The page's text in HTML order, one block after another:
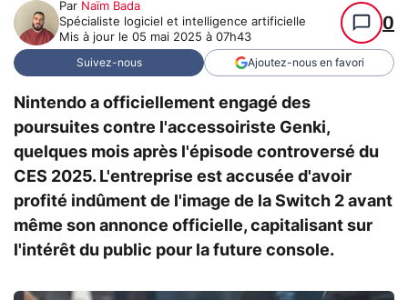
Par Naïm Bada
Spécialiste logiciel et intelligence artificielle
Mis à jour le 05 mai 2025 à 07h43
0
Suivez-nous Ajoutez-nous en favori
Nintendo a officiellement engagé des
poursuites contre l'accessoiriste Genki,
quelques mois après l'épisode controversé du
CES 2025. L'entreprise est accusée d'avoir
profité indûment de l'image de la Switch 2 avant
même son annonce officielle, capitalisant sur
l'intérêt du public pour la future console.